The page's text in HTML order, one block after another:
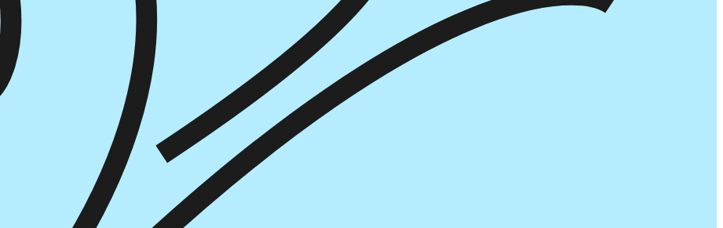
איזה פורמט בא לך?
דיגיטלי
₪27 מחיר קודם: ₪37
במבצע עד:
31/08/2026